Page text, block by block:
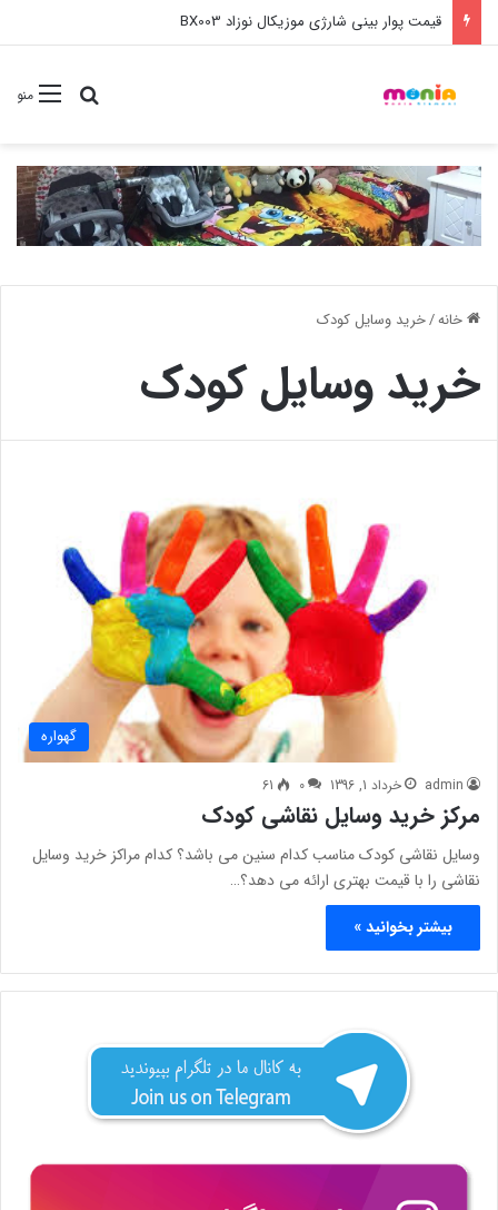
خرید عمده ست مانیکور نوزاد خارجی
منوجستجو
خانه/خرید وسايل کودک
خرید وسايل کودک
گهواره
admin خرداد 1, 1396 0
61
مرکز خرید وسایل نقاشی کودک
وسایل نقاشی کودک مناسب کدام سنین می باشد؟ کدام مراکز خرید وسایل
نقاشی را با قیمت بهتری ارائه می دهد؟…
بیشتر بخوانید »